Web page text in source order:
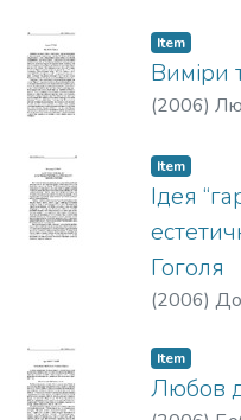
Item
Виміри
(2006)
Item
Ідея
Гоголя
(2006)
Item
Любов